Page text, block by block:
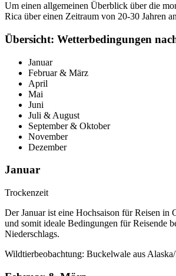
Um einen allgemeinen Überblick über die
Rica über einen Zeitraum von 20-30 Jahren
Übersicht: Wetterbedingungen
Januar
Februar & März
April
Mai
Juni
Juli & August
September & Oktober
November
Dezember
Januar
Trockenzeit
Der Januar ist eine Hochsaison für Reisen in
und somit ideale Bedingungen für Reisende
Niederschlags.
Wildtierbeobachtung: Buckelwale aus